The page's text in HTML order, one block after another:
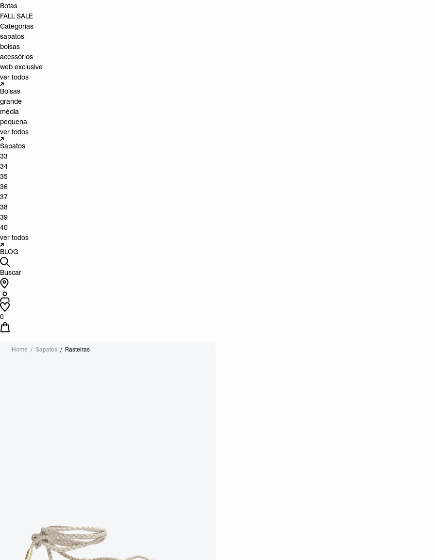
Botas
FALL SALE
Categorias
sapatos
bolsas
acessórios
web exclusive
ver todos
Bolsas
grande
média
pequena
ver todos
Sapatos
33
34
35
36
37
38
39
40
ver todos
BLOG
Buscar
0
Home Sapatos Rasteiras